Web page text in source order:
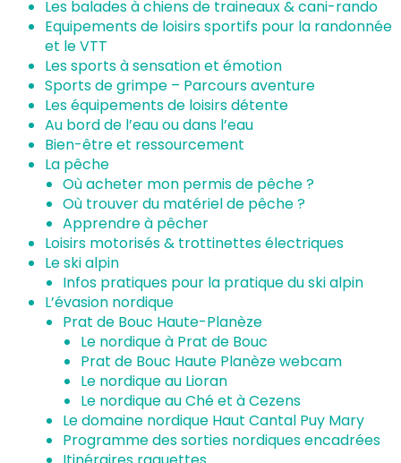
Les balades à chiens de traineaux & cani-rando
Equipements de loisirs sportifs pour la randonnée
et le VTT
Les sports à sensation et émotion
Sports de grimpe – Parcours aventure
Les équipements de loisirs détente
Au bord de l’eau ou dans l’eau
Bien-être et ressourcement
La pêche
Où acheter mon permis de pêche ?
Où trouver du matériel de pêche ?
Apprendre à pêcher
Loisirs motorisés & trottinettes électriques
Le ski alpin
Infos pratiques pour la pratique du ski alpin
L’évasion nordique
Prat de Bouc Haute-Planèze
Le nordique à Prat de Bouc
Prat de Bouc Haute Planèze webcam
Le nordique au Lioran
Le nordique au Ché et à Cezens
Le domaine nordique Haut Cantal Puy Mary
Programme des sorties nordiques encadrées